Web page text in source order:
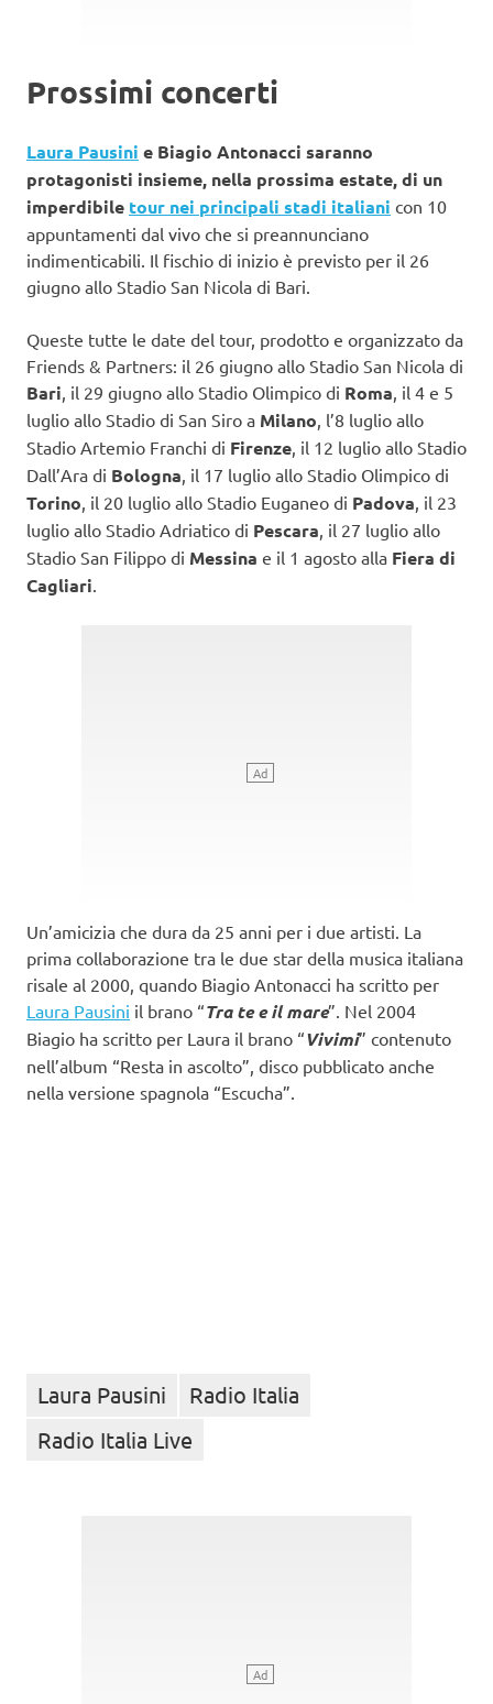
Prossimi concerti
Laura Pausini e Biagio Antonacci saranno
protagonisti insieme, nella prossima estate, di un
imperdibile tour nei principali stadi italiani con 10
appuntamenti dal vivo che si preannunciano
indimenticabili. Il fischio di inizio è previsto per il 26
giugno allo Stadio San Nicola di Bari.
Queste tutte le date del tour, prodotto e organizzato da
Friends & Partners: il 26 giugno allo Stadio San Nicola di
Bari , il 29 giugno allo Stadio Olimpico di Roma , il 4 e 5
luglio allo Stadio di San Siro a Milano , l’8 luglio allo
Stadio Artemio Franchi di Firenze , il 12 luglio allo Stadio
Dall’Ara di Bologna , il 17 luglio allo Stadio Olimpico di
Torino , il 20 luglio allo Stadio Euganeo di Padova , il 23
luglio allo Stadio Adriatico di Pescara , il 27 luglio allo
Stadio San Filippo di Messina e il 1 agosto alla Fiera di
Cagliari
Un’amicizia che dura da 25 anni per i due artisti. La
prima collaborazione tra le due star della musica italiana
risale al 2000, quando Biagio Antonacci ha scritto per
Laura Pausini il brano “Tra te e il mare”. Nel 2004
Biagio ha scritto per Laura il brano “Vivimi” contenuto
nell’album “Resta in ascolto”, disco pubblicato anche
nella versione spagnola “Escucha”.
Laura Pausini
Radio Italia
Radio Italia Live